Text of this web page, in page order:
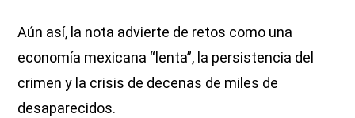
Aún así, la nota advierte de retos como una
economía mexicana “lenta”, la persistencia del
crimen y la crisis de decenas de miles de
desaparecidos.